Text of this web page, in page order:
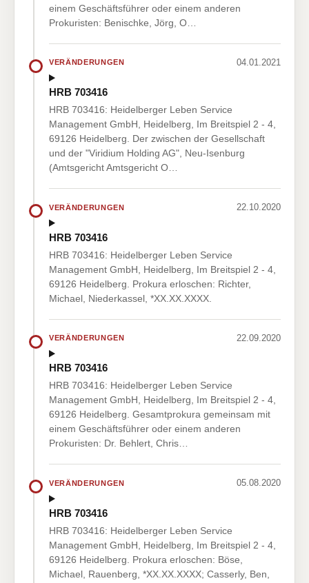
einem Geschäftsführer oder einem anderen
Prokuristen: Benischke, Jörg, O…
VERÄNDERUNGEN 04.01.2021
HRB 703416
HRB 703416: Heidelberger Leben Service
Management GmbH, Heidelberg, Im Breitspiel 2 - 4,
69126 Heidelberg. Der zwischen der Gesellschaft
und der "Viridium Holding AG", Neu-Isenburg
(Amtsgericht Amtsgericht O…
VERÄNDERUNGEN 22.10.2020
HRB 703416
HRB 703416: Heidelberger Leben Service
Management GmbH, Heidelberg, Im Breitspiel 2 - 4,
69126 Heidelberg. Prokura erloschen: Richter,
Michael, Niederkassel, *XX.XX.XXXX.
VERÄNDERUNGEN 22.09.2020
HRB 703416
HRB 703416: Heidelberger Leben Service
Management GmbH, Heidelberg, Im Breitspiel 2 - 4,
69126 Heidelberg. Gesamtprokura gemeinsam mit
einem Geschäftsführer oder einem anderen
Prokuristen: Dr. Behlert, Chris…
VERÄNDERUNGEN 05.08.2020
HRB 703416
HRB 703416: Heidelberger Leben Service
Management GmbH, Heidelberg, Im Breitspiel 2 - 4,
69126 Heidelberg. Prokura erloschen: Böse,
Michael, Rauenberg, *XX.XX.XXXX; Casserly, Ben,